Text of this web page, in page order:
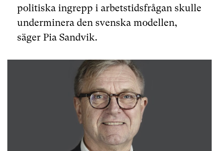
politiska ingrepp i arbetstidsfrågan skulle
underminera den svenska modellen,
säger Pia Sandvik.